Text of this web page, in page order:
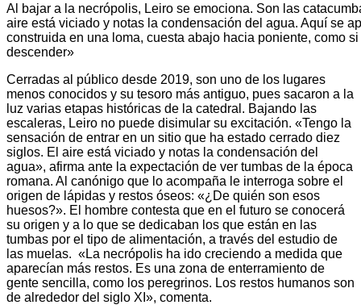
Al bajar a la necrópolis, Leiro se emociona. Son las
aire está viciado y notas la condensación del agua. Aquí se
construida en una loma, cuesta abajo hacia poniente, como
descender»
Cerradas al público desde 2019, son uno de los lugares
menos conocidos y su tesoro más antiguo, pues sacaron a la
luz varias etapas históricas de la catedral. Bajando las
escaleras, Leiro no puede disimular su excitación. «Tengo la
sensación de entrar en un sitio que ha estado cerrado diez
siglos. El aire está viciado y notas la condensación del
agua», afirma ante la expectación de ver tumbas de la época
romana. Al canónigo que lo acompaña le interroga sobre el
origen de lápidas y restos óseos: «¿De quién son esos
huesos?». El hombre contesta que en el futuro se conocerá
su origen y a lo que se dedicaban los que están en las
tumbas por el tipo de alimentación, a través del estudio de
las muelas. «La necrópolis ha ido creciendo a medida que
aparecían más restos. Es una zona de enterramiento de
gente sencilla, como los peregrinos. Los restos humanos son
de alrededor del siglo XI», comenta.